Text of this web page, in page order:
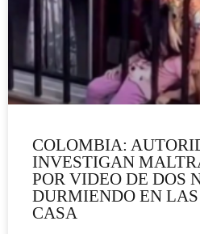
COLOMBIA:
INVESTIGAN
POR VIDEO DE DOS
DURMIENDO EN
CASA